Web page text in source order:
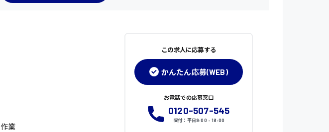
業
この求人に応募する
かんたん応募(WEB)
お電話での応募窓口
0120-507-545
受付：平日9:00 - 18:00